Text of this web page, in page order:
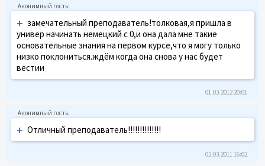
+ замечательный преподаватель!толковая,я пришла в
универ начинать немецкий с 0,и она дала мне такие
основательные знания на первом курсе,что я могу только
низко поклониться.ждём когда она снова у нас будет
вестии
01.03.2012 20:01
+ Отличный преподаватель!!!!!!!!!!!!!!
02.03.2011 16:02